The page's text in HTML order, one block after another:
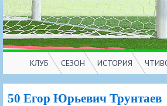
КЛУБ
Игроки
Тренерско-административный состав
СЕЗОН
РПЛ
Календарь
ИСТОРИЯ
Чемпионат СССР
Кубок СССР Книги
50 Егор Юрьевич Трунтаев